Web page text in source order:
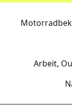
Arbeit,